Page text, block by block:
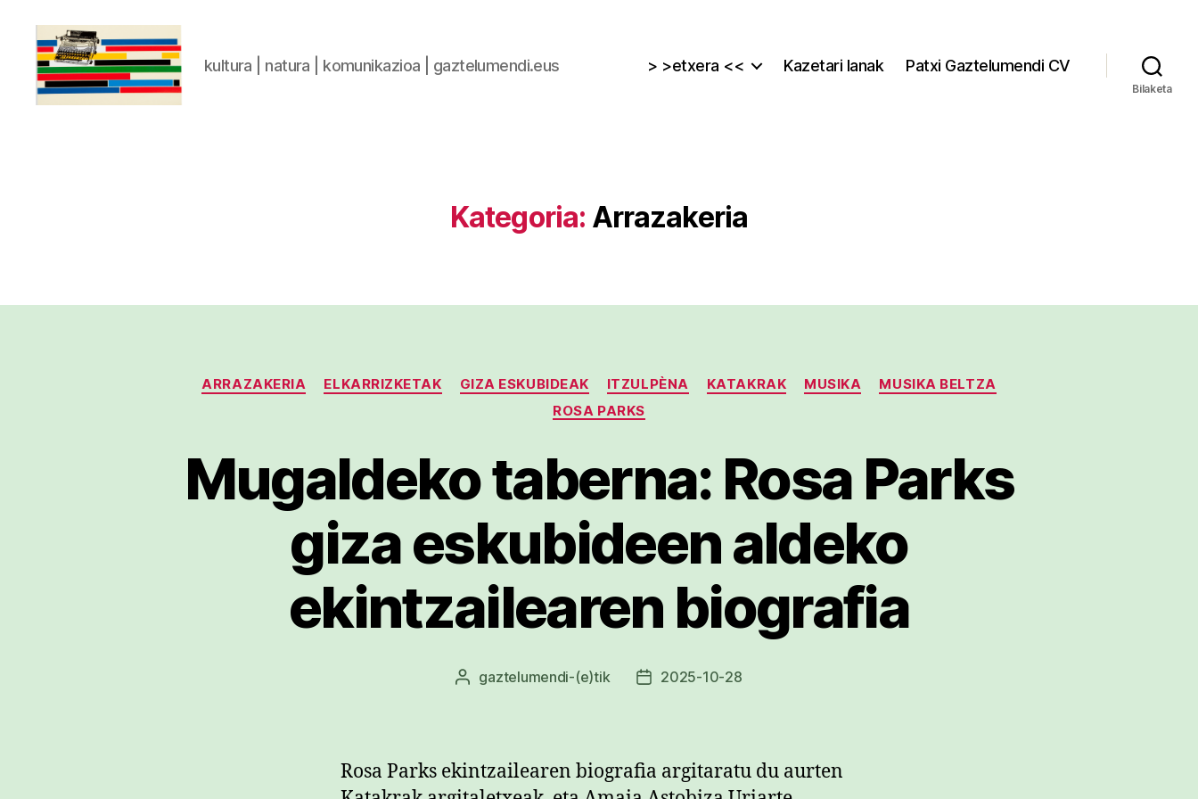
kultura | natura | komunikazioa | gaztelumendi.eus > >etxera << Kazetari lanak Patxi Gaztelumendi CV
Bilaketa
Kategoria: Arrazakeria
Kategoriak
ARRAZAKERIA ELKARRIZKETAK GIZA ESKUBIDEAK ITZULPÈNA KATAKRAK MUSIKA
MUSIKA BELTZA
ROSA PARKS
Mugaldeko taberna: Rosa Parks
giza eskubideen aldeko
ekintzailearen biografia
Argitalpenaren
gaztelumendi-(e)tik
Argitalpenaren
2025-10-28
Rosa Parks ekintzailearen biografia argitaratu du aurten